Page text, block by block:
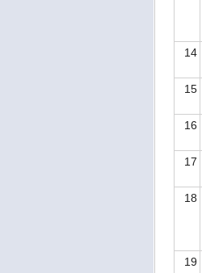
14
15
16
17
18
19